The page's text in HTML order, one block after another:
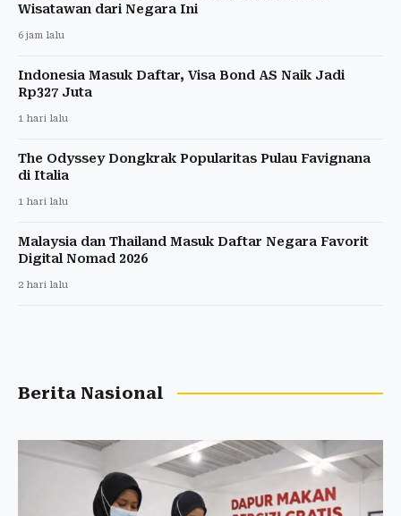
Wisatawan dari Negara Ini
6 jam lalu
Indonesia Masuk Daftar, Visa Bond AS Naik Jadi
Rp327 Juta
1 hari lalu
The Odyssey Dongkrak Popularitas Pulau Favignana
di Italia
1 hari lalu
Malaysia dan Thailand Masuk Daftar Negara Favorit
Digital Nomad 2026
2 hari lalu
Berita Nasional